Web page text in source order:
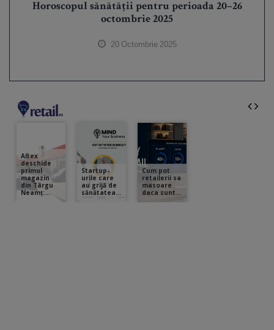
Horoscopul sănătății pentru perioada 20–26
octombrie 2025
20 Octombrie 2025